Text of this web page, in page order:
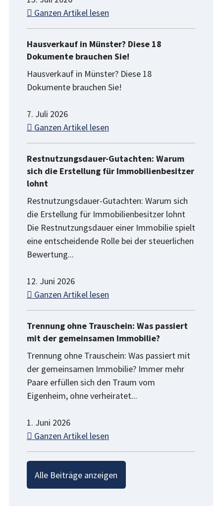
Ganzen Artikel lesen
Hausverkauf in Münster? Diese 18
Dokumente brauchen Sie!
Hausverkauf in Münster? Diese 18
Dokumente brauchen Sie!
7. Juli 2026
Ganzen Artikel lesen
Restnutzungsdauer-Gutachten: Warum
sich die Erstellung für Immobilienbesitzer
lohnt
Restnutzungsdauer-Gutachten: Warum sich
die Erstellung für Immobilienbesitzer lohnt
Die Restnutzungsdauer einer Immobilie spielt
eine entscheidende Rolle bei der steuerlichen
Bewertung...
12. Juni 2026
Ganzen Artikel lesen
Trennung ohne Trauschein: Was passiert
mit der gemeinsamen Immobilie?
Trennung ohne Trauschein: Was passiert mit
der gemeinsamen Immobilie? Immer mehr
Paare erfüllen sich den Traum vom
Eigenheim, ohne verheiratet...
1. Juni 2026
Ganzen Artikel lesen
Alle Beiträge anzeigen